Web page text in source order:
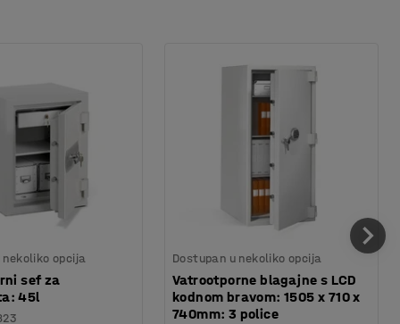
nekoliko opcija
sef za
45l
Dostupan u nekoliko opcija
Vatrootporne blagajne s LCD
kodnom bravom: 1505 x 710 x
740mm: 3 police